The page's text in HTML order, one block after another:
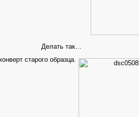
Делать так…
старого образца.